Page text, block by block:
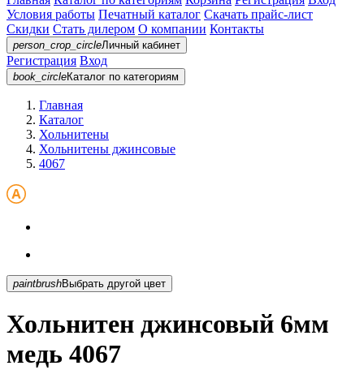
Условия работы Печатный каталог Скачать прайс-лист
Скидки Стать дилером О компании Контакты
person_crop_circleЛичный кабинет
Регистрация Вход
book_circleКаталог по категориям
Главная
Каталог
Хольнитены
Хольнитены джинсовые
4067
paintbrush Выбрать другой цвет
Хольнитен джинсовый 6мм
медь 4067